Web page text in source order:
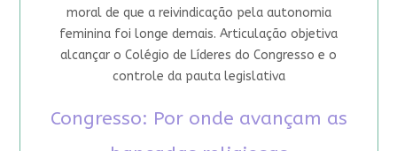
moral de que a reivindicação pela autonomia
feminina foi longe demais. Articulação objetiva
alcançar o Colégio de Líderes do Congresso e o
controle da pauta legislativa
Congresso: Por onde avançam as